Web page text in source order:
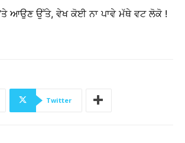
ਆਉਣ ਉੱਤੇ, ਵੇਖ ਕੋਈ ਨਾ ਪਾਵੇ ਮੱਥੇ ਵਟ ਲੋਕੋ !
Twitter